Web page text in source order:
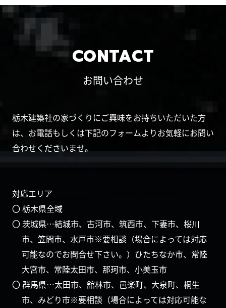
CONTACT
お問い合わせ
栃木建築社の家づくりにご興味をお持ちいただいた方
は、お電話もしくは下記のフォームよりお気軽にお問い
合わせくださいませ。
対応エリア
〇 栃木県全域
〇 茨城県…結城市、古河市、筑西市、下妻市、桜川
市、笠間市、水戸市※要相談（場合によっては対応
可能なのでお問合せ下さい。）ひたちなか市、常陸
大宮市、常陸太田市、那珂市、小美玉市
〇 群馬県…太田市、舘林市、邑楽町、大泉町、桐生
市、みどり市※要相談（場合によっては対応可能な